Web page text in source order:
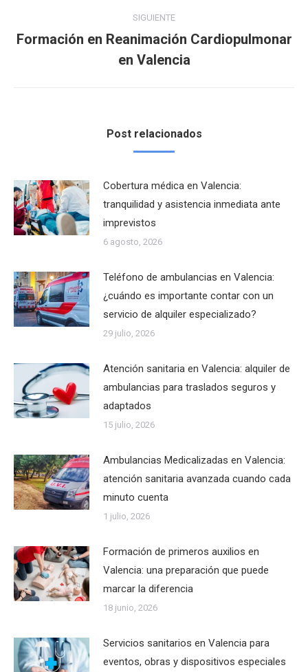
SIGUIENTE
Publicación
siguiente:
Formación en Reanimación Cardiopulmonar
en Valencia
Post relacionados
Cobertura médica en Valencia:
tranquilidad y asistencia inmediata ante
imprevistos
6 agosto, 2026
Teléfono de ambulancias en Valencia:
¿cuándo es importante contar con un
servicio de alquiler especializado?
29 julio, 2026
Atención sanitaria en Valencia: alquiler de
ambulancias para traslados seguros y
adaptados
15 julio, 2026
Ambulancias Medicalizadas en Valencia:
atención sanitaria avanzada cuando cada
minuto cuenta
1 julio, 2026
Formación de primeros auxilios en
Valencia: una preparación que puede
marcar la diferencia
18 junio, 2026
Servicios sanitarios en Valencia para
eventos, obras y dispositivos especiales